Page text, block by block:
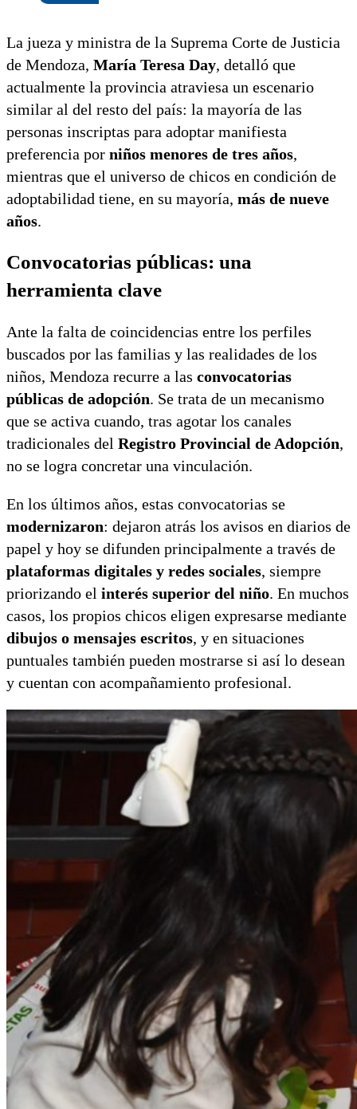
Mundial Sub-21
La jueza y ministra de la Suprema Corte de Justicia
de Mendoza, María Teresa Day, detalló que
actualmente la provincia atraviesa un escenario
similar al del resto del país: la mayoría de las
personas inscriptas para adoptar manifiesta
preferencia por niños menores de tres años,
mientras que el universo de chicos en condición de
adoptabilidad tiene, en su mayoría, más de nueve
años.
Convocatorias públicas: una
herramienta clave
Ante la falta de coincidencias entre los perfiles
buscados por las familias y las realidades de los
niños, Mendoza recurre a las convocatorias
públicas de adopción. Se trata de un mecanismo
que se activa cuando, tras agotar los canales
tradicionales del Registro Provincial de Adopción,
no se logra concretar una vinculación.
En los últimos años, estas convocatorias se
modernizaron: dejaron atrás los avisos en diarios de
papel y hoy se difunden principalmente a través de
plataformas digitales y redes sociales, siempre
priorizando el interés superior del niño. En muchos
casos, los propios chicos eligen expresarse mediante
dibujos o mensajes escritos, y en situaciones
puntuales también pueden mostrarse si así lo desean
y cuentan con acompañamiento profesional.